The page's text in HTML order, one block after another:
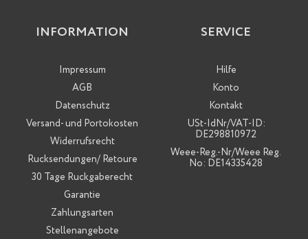
INFORMATION
Impressum
AGB
Datenschutz
Versand- und Portokosten
Widerrufsrecht
Rucksendungen/ Retoure
30 Tage Ruckgaberecht
Garantie
Zahlungsarten
Stellenangebote
SERVICE
Hilfe
Konto
Kontakt
USt-IdNr/VAT-ID:
DE298810972
Weee-Reg.-Nr/Weee Reg.
No: DE14335428